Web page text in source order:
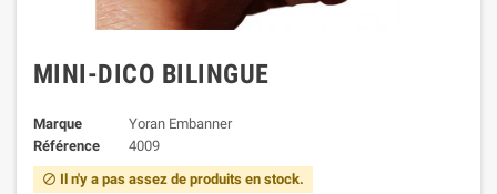
MINI-DICO BILINGUE
Marque
Yoran Embanner
Référence
4009
 Il n'y a pas assez de produits en stock.